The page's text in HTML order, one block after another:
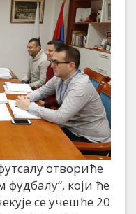
отвориће
који ће
се учешће 20